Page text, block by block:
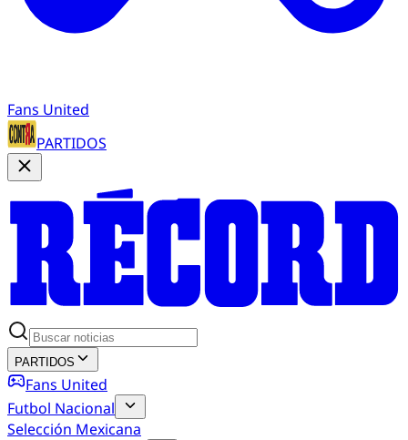
Fans United
PARTIDOS
PARTIDOS
Fans United
Futbol Nacional
Selección Mexicana